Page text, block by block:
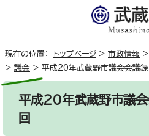
現在の位置： トップページ > 市政情報 >
> 議会 > 平成20年武蔵野市議会会議
平成20年武蔵野市議
回